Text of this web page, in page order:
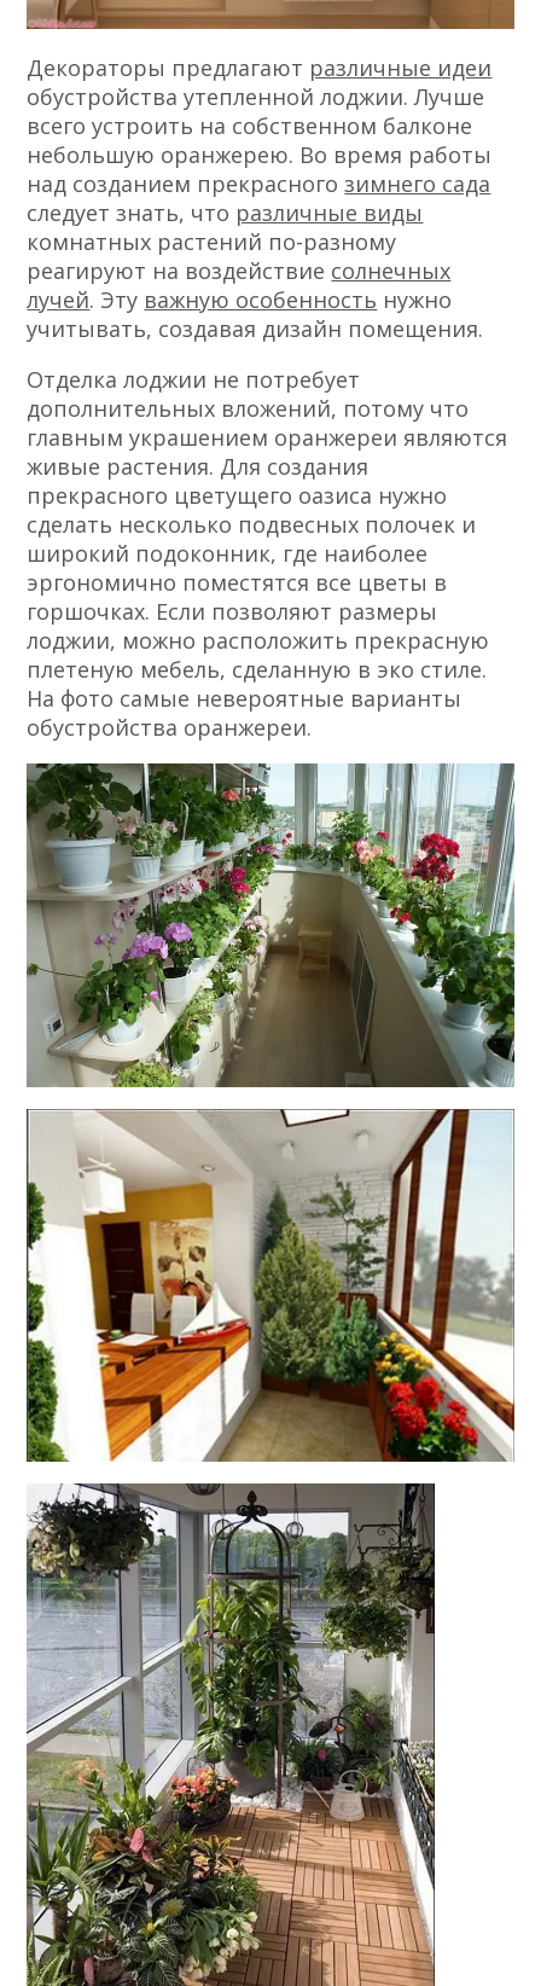
Декораторы предлагают различные идеи
обустройства утепленной лоджии. Лучше
всего устроить на собственном балконе
небольшую оранжерею. Во время работы
над созданием прекрасногозимнего сада
следует знать, что различные виды
комнатных растений по-разному
реагируют на воздействие солнечных
лучей. Эту важную особенность нужно
учитывать, создавая дизайн помещения.
Отделка лоджии не потребует
дополнительных вложений, потому что
главным украшением оранжереи являются
живые растения. Для создания
прекрасного цветущего оазиса нужно
сделать несколько подвесных полочек и
широкий подоконник, где наиболее
эргономично поместятся все цветы в
горшочках. Если позволяют размеры
лоджии, можно расположить прекрасную
плетеную мебель, сделанную в эко стиле.
На фото самые невероятные варианты
обустройства оранжереи.